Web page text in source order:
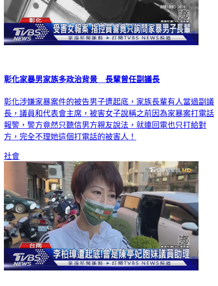
彰化家暴男家族多政治背景 長輩曾任副議長
彰化涉嫌家暴案件的被告男子遭起底，家族長輩有人當過副議
長，議員和代表會主席，被害女子說稱之前因為家暴案打電話
報警，警方竟然只聽信男方親友說法，就連回電也只打給對
方，完全不理她這個打電話的被害人！
社會